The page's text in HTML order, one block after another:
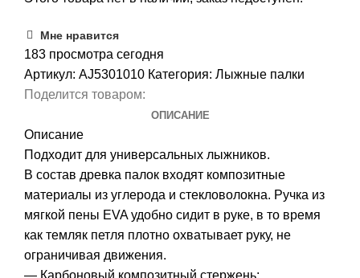
Мне нравится
183 просмотра сегодня
Артикул: AJ5301010 Категория: Лыжные палки
Поделится товаром:
ОПИСАНИЕ
Описание
Подходит для универсальных лыжников.
В состав древка палок входят композитные
материалы из углерода и стекловолокна. Ручка из
мягкой пены EVA удобно сидит в руке, в то время
как темляк петля плотно охватывает руку, не
ограничивая движения.